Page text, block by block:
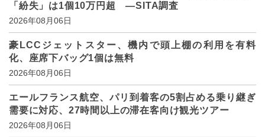
「紛失」は1個10万円超 ―SITA調査
2026年08月06日
豪LCCジェットスター、機内で頭上棚の利用を有料
化、座席下バッグ1個は無料
2026年08月06日
エールフランス航空、パリ到着客の5割占める乗り継ぎ
需要に対応、27時間以上の滞在客向け観光ツアー
2026年08月06日